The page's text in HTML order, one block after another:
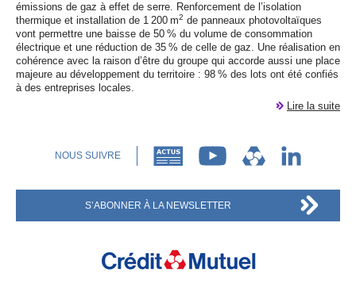
émissions de gaz à effet de serre. Renforcement de l’isolation
thermique et installation de 1 200 m2 de panneaux photovoltaïques
vont permettre une baisse de 50 % du volume de consommation
électrique et une réduction de 35 % de celle de gaz. Une réalisation en
cohérence avec la raison d’être du groupe qui accorde aussi une place
majeure au développement du territoire : 98 % des lots ont été confiés
à des entreprises locales.
Lire la suite
NOUS SUIVRE
S’ABONNER À LA NEWSLETTER